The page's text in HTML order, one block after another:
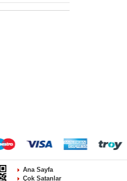
Ana Sayfa
Çok Satanlar